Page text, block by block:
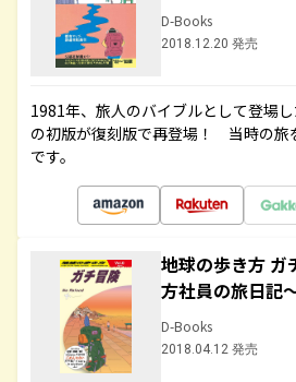
D-Books
2018.12.20 発売
1981年、旅人のバイブルとして登場
の初版が復刻版で再登場！ 当時の旅
です。
地球の歩き方 ガ
方社員の旅日記
D-Books
2018.04.12 発売